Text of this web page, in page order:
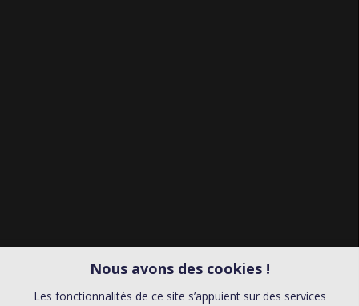
Nous avons des cookies !
Les fonctionnalités de ce site s’appuient sur des services